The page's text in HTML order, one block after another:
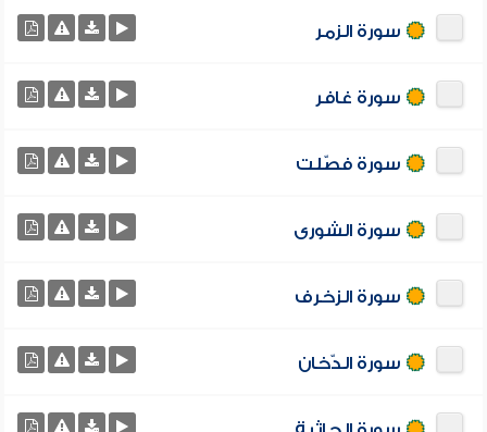
سورة الزمر
سورة غافر
سورة فصّلت
سورة الشورى
سورة الزخرف
سورة الدّخان